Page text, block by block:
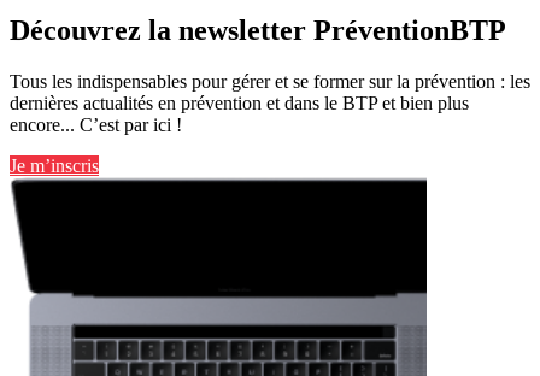
Découvrez la newsletter PréventionBTP
Tous les indispensables pour gérer et se former sur la prévention : les
dernières actualités en prévention et dans le BTP et bien plus
encore... C’est par ici !
Je m’inscris